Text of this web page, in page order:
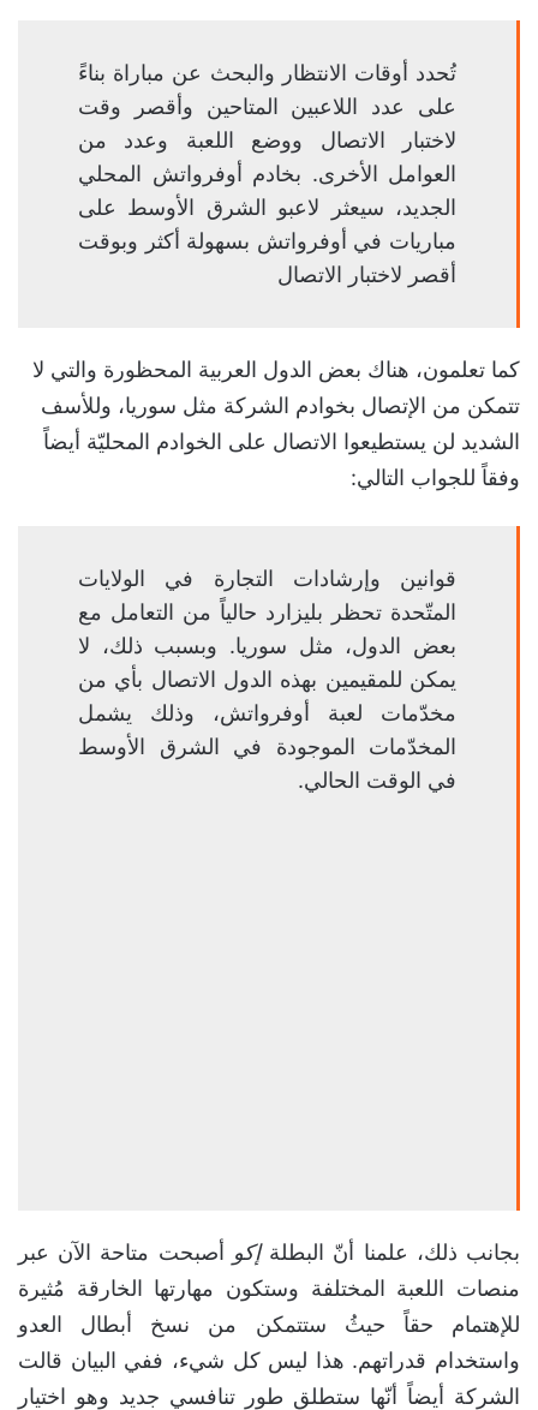
تُحدد أوقات الانتظار والبحث عن مباراة بناءً
على عدد اللاعبين المتاحين وأقصر وقت
لاختبار الاتصال ووضع اللعبة وعدد من
العوامل الأخرى. بخادم أوفرواتش المحلي
الجديد، سيعثر لاعبو الشرق الأوسط على
مباريات في أوفرواتش بسهولة أكثر وبوقت
أقصر لاختبار الاتصال
كما تعلمون، هناك بعض الدول العربية المحظورة والتي لا
تتمكن من الإتصال بخوادم الشركة مثل سوريا، وللأسف
الشديد لن يستطيعوا الاتصال على الخوادم المحليّة أيضاً
وفقاً للجواب التالي:
قوانين وإرشادات التجارة في الولايات
المتّحدة تحظر بليزارد حالياً من التعامل مع
بعض الدول، مثل سوريا. وبسبب ذلك، لا
يمكن للمقيمين بهذه الدول الاتصال بأي من
مخدّمات لعبة أوفرواتش، وذلك يشمل
المخدّمات الموجودة في الشرق الأوسط
في الوقت الحالي.
بجانب ذلك، علمنا أنّ البطلةإكو أصبحت متاحة الآن عبر
منصات اللعبة المختلفة وستكون مهارتها الخارقة مُثيرة
للإهتمام حقاً حيثُ ستتمكن من نسخ أبطال العدو
واستخدام قدراتهم. هذا ليس كل شيء، ففي البيان قالت
الشركة أيضاً أنّها ستطلق طور تنافسي جديد وهو اختيار